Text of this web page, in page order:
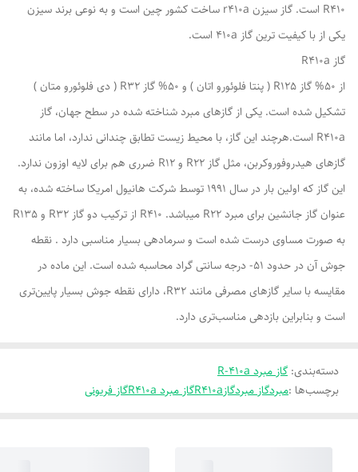
R410 است. گاز سیزن r410a ساخت کشور چین است و به نوعی برند سیزن
یکی از با کیفیت ترین گاز 410a است.
گاز R410a
از 50% گاز R125 ( پنتا فلوئورو اتان ) و 50% گاز R32 ( دی فلوئورو متان )
تشکیل شده است. یکی از گاز‌های مبرد شناخته شده در سطح جهان، گاز
R410a است.هرچند این گاز، با محیط زیست تطابق چندانی ندارد، اما مانند
گاز‌های هیدروفوروکربن، مثل گاز R22 و R12 ضرری هم برای لایه اوزون ندارد.
این گاز که اولین بار در سال ۱۹۹۱ توسط شرکت هانیول امریکا ساخته شده، به
عنوان گاز جانشین برای مبرد R22 میباشد. R410 از ترکیب دو گاز R32 و R135
به صورت مساوی درست شده است و سرمادهی بسیار مناسبی دارد . نقطه
جوش آن در حدود ۵۱- درجه سانتی گراد محاسبه شده است. این ماده در
مقایسه با سایر گاز‌های مصرفی مانند R32، دارای نقطه جوش بسیار پایین‌تری
است و بنابراین بازدهی مناسب‌تری دارد.
دسته‌بندی: گاز مبرد R-410a
برچسب‌ها :مبردگاز مبردگازR410aگاز مبرد R410a گاز فریونی